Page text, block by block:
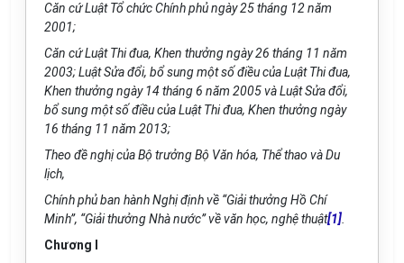
Căn cứ Luật Tổ chức Chính phủ ngày 25 tháng 12 năm
2001;
Căn cứ Luật Thi đua, Khen thưởng ngày 26 tháng 11 năm
2003; Luật Sửa đổi, bổ sung một số điều của Luật Thi đua,
Khen thưởng ngày 14 tháng 6 năm 2005 và Luật Sửa đổi,
bổ sung một số điều của Luật Thi đua, Khen thưởng ngày
16 tháng 11 năm 2013;
Theo đề nghị của Bộ trưởng Bộ Văn hóa, Thể thao và Du
lịch,
Chính phủ ban hành Nghị định về “Giải thưởng Hồ Chí
Minh”, “Giải thưởng Nhà nước” về văn học, nghệ thuật[1]
Chương I